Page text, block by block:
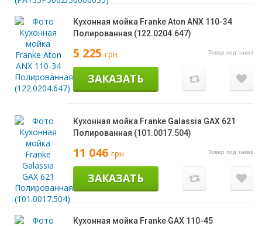
Кухонная мойка Franke Aton ANX 110-34
Полированная (122.0204.647)
5 225 грн Товар под заказ
ЗАКАЗАТЬ
Кухонная мойка Franke Galassia GAX 621
Полированная (101.0017.504)
11 046 грн Товар под заказ
ЗАКАЗАТЬ
Кухонная мойка Franke GAX 110-45